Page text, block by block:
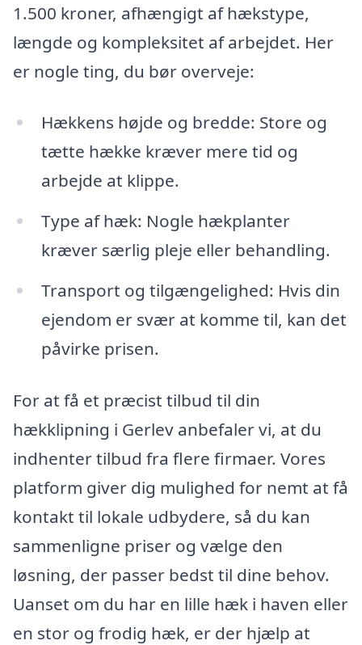
1.500 kroner, afhængigt af hækstype,
længde og kompleksitet af arbejdet. Her
er nogle ting, du bør overveje:
Hækkens højde og bredde: Store og
tætte hække kræver mere tid og
arbejde at klippe.
Type af hæk: Nogle hækplanter
kræver særlig pleje eller behandling.
Transport og tilgængelighed: Hvis din
ejendom er svær at komme til, kan det
påvirke prisen.
For at få et præcist tilbud til din
hækklipning i Gerlev anbefaler vi, at du
indhenter tilbud fra flere firmaer. Vores
platform giver dig mulighed for nemt at få
kontakt til lokale udbydere, så du kan
sammenligne priser og vælge den
løsning, der passer bedst til dine behov.
Uanset om du har en lille hæk i haven eller
en stor og frodig hæk, er der hjælp at